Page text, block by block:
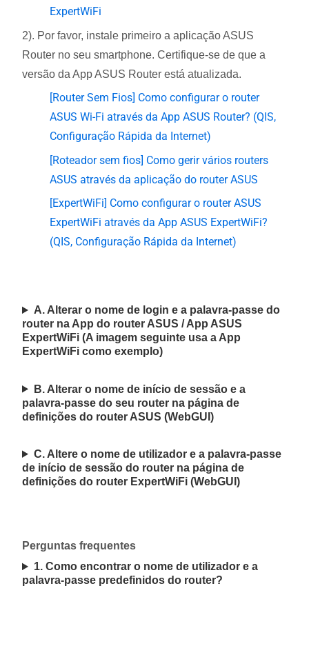
ExpertWiFi
2). Por favor, instale primeiro a aplicação ASUS
Router no seu smartphone. Certifique-se de que a
versão da App ASUS Router está atualizada.
[Router Sem Fios] Como configurar o router
ASUS Wi-Fi através da App ASUS Router? (QIS,
Configuração Rápida da Internet)
[Roteador sem fios] Como gerir vários routers
ASUS através da aplicação do router ASUS
[ExpertWiFi] Como configurar o router ASUS
ExpertWiFi através da App ASUS ExpertWiFi?
(QIS, Configuração Rápida da Internet)
A. Alterar o nome de login e a palavra-passe do
router na App do router ASUS / App ASUS
ExpertWiFi (A imagem seguinte usa a App
ExpertWiFi como exemplo)
B. Alterar o nome de início de sessão e a
palavra-passe do seu router na página de
definições do router ASUS (WebGUI)
C. Altere o nome de utilizador e a palavra-passe
de início de sessão do router na página de
definições do router ExpertWiFi (WebGUI)
Perguntas frequentes
1. Como encontrar o nome de utilizador e a
palavra-passe predefinidos do router?